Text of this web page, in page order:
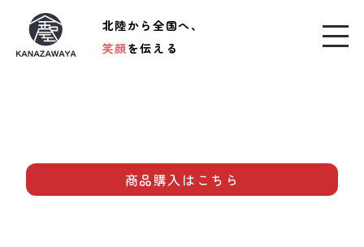
北陸から全国へ、
笑顔を伝える
商品購入はこちら